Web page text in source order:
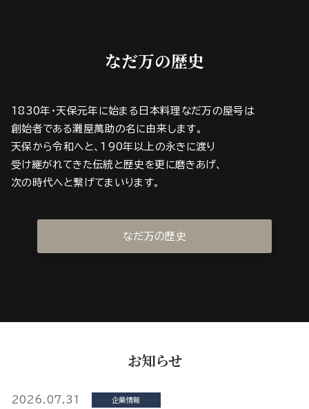
なだ万の歴史
1830年・天保元年に始まる日本料理なだ万の屋号は
創始者である灘屋萬助の名に由来します。
天保から令和へと、190年以上の永きに渡り
受け継がれてきた伝統と歴史を更に磨きあげ、
次の時代へと繋げてまいります。
なだ万の歴史
お知らせ
2026.07.31 企業情報